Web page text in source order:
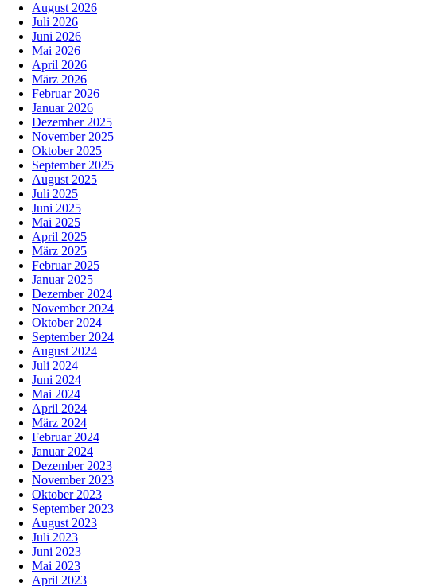
August 2026
Juli 2026
Juni 2026
Mai 2026
April 2026
März 2026
Februar 2026
Januar 2026
Dezember 2025
November 2025
Oktober 2025
September 2025
August 2025
Juli 2025
Juni 2025
Mai 2025
April 2025
März 2025
Februar 2025
Januar 2025
Dezember 2024
November 2024
Oktober 2024
September 2024
August 2024
Juli 2024
Juni 2024
Mai 2024
April 2024
März 2024
Februar 2024
Januar 2024
Dezember 2023
November 2023
Oktober 2023
September 2023
August 2023
Juli 2023
Juni 2023
Mai 2023
April 2023